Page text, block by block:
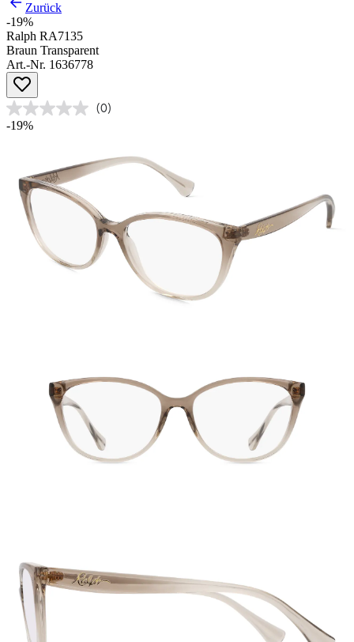
Zurück
-19%
Ralph RA7135
Braun Transparent
Art.-Nr. 1636778
(0)
-19%